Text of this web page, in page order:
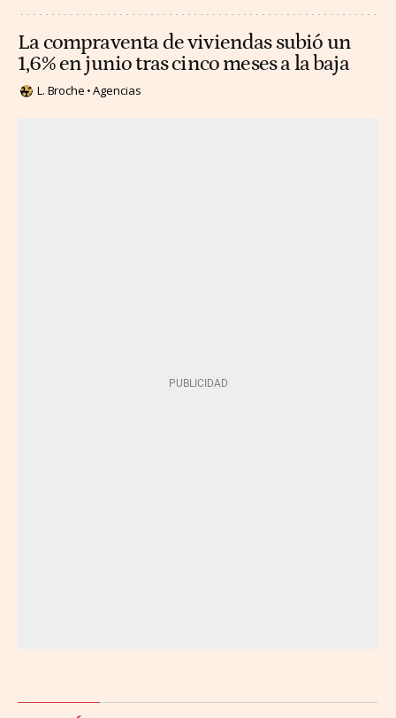
La compraventa de viviendas subió un
1,6% en junio tras cinco meses a la baja
L. Broche Agencias